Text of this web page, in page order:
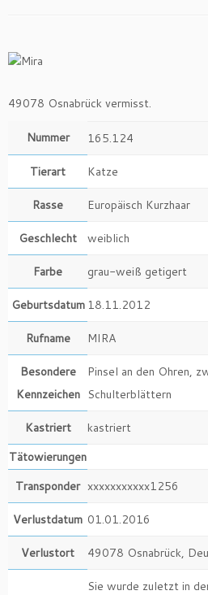
49078 Osnabrück vermisst.
Nummer 165.124
Tierart Katze
Rasse Europäisch Kurzhaar
Geschlecht weiblich
Farbe grau-weiß getigert
Geburtsdatum 18.11.2012
Rufname MIRA
Besondere
Kennzeichen
Pinsel an den Ohren,
Schulterblättern
Kastriert
kastriert
Tätowierungen
Transponder xxxxxxxxxxx1256
Verlustdatum 01.01.2016
Verlustort 49078 Osnabrück,
Sie wurde zuletzt in